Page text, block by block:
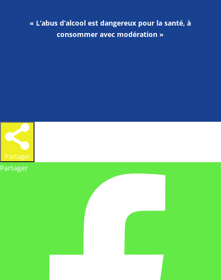
« L’abus d’alcool est dangereux pour la santé, à
consommer avec modération »
Partager
Partager